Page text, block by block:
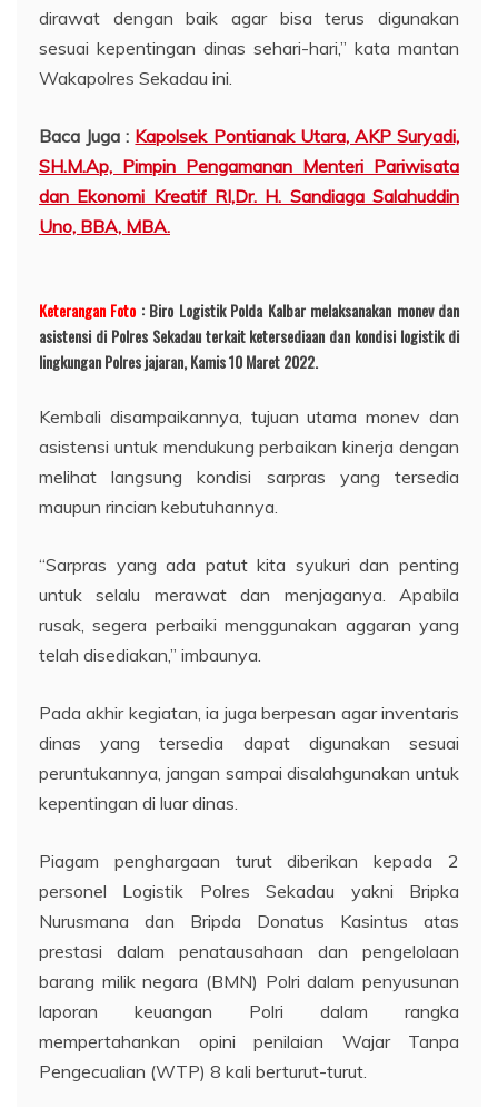
dirawat dengan baik agar bisa terus digunakan
sesuai kepentingan dinas sehari-hari,” kata mantan
Wakapolres Sekadau ini.
Baca Juga : Kapolsek Pontianak Utara, AKP Suryadi,
SH.M.Ap, Pimpin Pengamanan Menteri Pariwisata
dan Ekonomi Kreatif RI,Dr. H. Sandiaga Salahuddin
Uno, BBA, MBA.
Keterangan Foto : Biro Logistik Polda Kalbar melaksanakan monev dan
asistensi di Polres Sekadau terkait ketersediaan dan kondisi logistik di
lingkungan Polres jajaran, Kamis 10 Maret 2022.
Kembali disampaikannya, tujuan utama monev dan
asistensi untuk mendukung perbaikan kinerja dengan
melihat langsung kondisi sarpras yang tersedia
maupun rincian kebutuhannya.
“Sarpras yang ada patut kita syukuri dan penting
untuk selalu merawat dan menjaganya. Apabila
rusak, segera perbaiki menggunakan aggaran yang
telah disediakan,” imbaunya.
Pada akhir kegiatan, ia juga berpesan agar inventaris
dinas yang tersedia dapat digunakan sesuai
peruntukannya, jangan sampai disalahgunakan untuk
kepentingan di luar dinas.
Piagam penghargaan turut diberikan kepada 2
personel Logistik Polres Sekadau yakni Bripka
Nurusmana dan Bripda Donatus Kasintus atas
prestasi dalam penatausahaan dan pengelolaan
barang milik negara (BMN) Polri dalam penyusunan
laporan keuangan Polri dalam rangka
mempertahankan opini penilaian Wajar Tanpa
Pengecualian (WTP) 8 kali berturut-turut.